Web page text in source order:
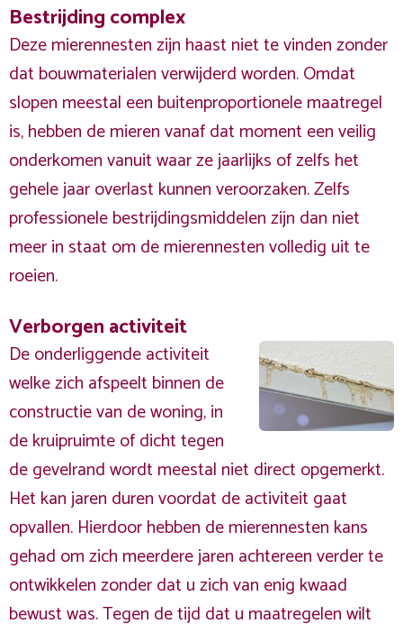
Bestrijding complex
Deze mierennesten zijn haast niet te vinden zonder
dat bouwmaterialen verwijderd worden. Omdat
slopen meestal een buitenproportionele maatregel
is, hebben de mieren vanaf dat moment een veilig
onderkomen vanuit waar ze jaarlijks of zelfs het
gehele jaar overlast kunnen veroorzaken. Zelfs
professionele bestrijdingsmiddelen zijn dan niet
meer in staat om de mierennesten volledig uit te
roeien.
Verborgen activiteit
De onderliggende activiteit
welke zich afspeelt binnen de
constructie van de woning, in
de kruipruimte of dicht tegen
de gevelrand wordt meestal niet direct opgemerkt.
Het kan jaren duren voordat de activiteit gaat
opvallen. Hierdoor hebben de mierennesten kans
gehad om zich meerdere jaren achtereen verder te
ontwikkelen zonder dat u zich van enig kwaad
bewust was. Tegen de tijd dat u maatregelen wilt